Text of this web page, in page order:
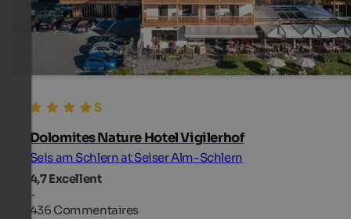
Dolomites Nature Hotel Vigilerhof
Seis am Schlern at Seiser Alm-Schlern
4,7Excellent
-
436 Commentaires